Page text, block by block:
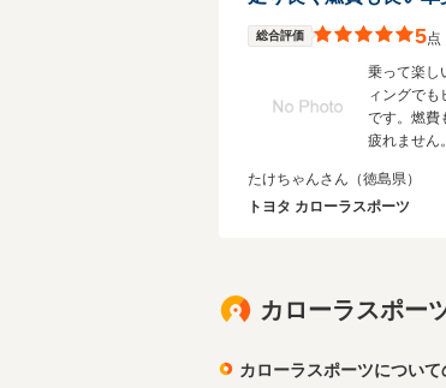
総合評価 5点
乗って楽し
ィングでも
です。燃費
疲れません。
たけちゃんさん （徳島県）
トヨタ カローラスポーツ
カローラスポー
カローラスポーツについ